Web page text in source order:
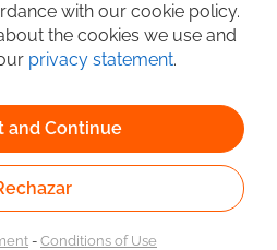
of the Public
by the Special
Public Employment Service
0026 of January 17, 2023,
with our cookie policy.
the cookies we use and
privacy statement.
and Continue
-Conditions of Use